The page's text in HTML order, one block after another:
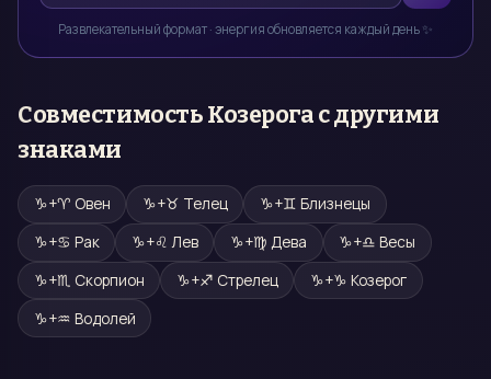
Развлекательный формат · энергия обновляется каждый день ✨
СовместимостьКозерогас другими
знаками
♑+♈ Овен ♑+♉ Телец ♑+♊ Близнецы
♑+♋ Рак ♑+♌ Лев ♑+♍ Дева ♑+♎ Весы
♑+♏ Скорпион ♑+♐ Стрелец ♑+♑ Козерог
♑+♒ Водолей